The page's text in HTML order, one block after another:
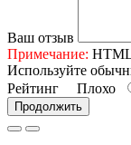
Ваш отзыв
Примечание: HTML
Используйте
Рейтинг Плохо
Продолжить